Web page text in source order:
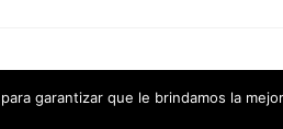
garantizar que le brindamos la